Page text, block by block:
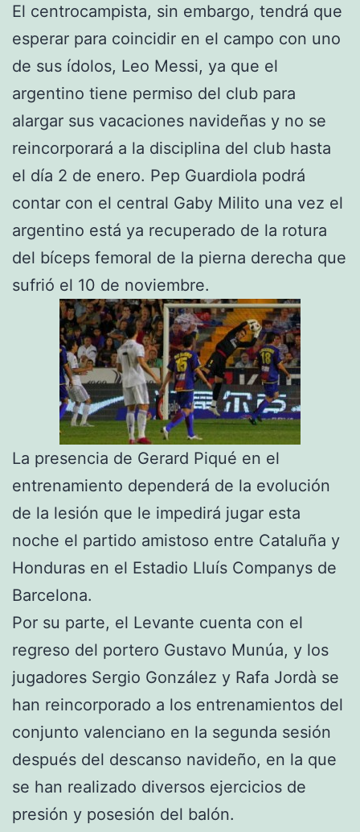
El centrocampista, sin embargo, tendrá que
esperar para coincidir en el campo con uno
de sus ídolos, Leo Messi, ya que el
argentino tiene permiso del club para
alargar sus vacaciones navideñas y no se
reincorporará a la disciplina del club hasta
el día 2 de enero. Pep Guardiola podrá
contar con el central Gaby Milito una vez el
argentino está ya recuperado de la rotura
del bíceps femoral de la pierna derecha que
sufrió el 10 de noviembre.
La presencia de Gerard Piqué en el
entrenamiento dependerá de la evolución
de la lesión que le impedirá jugar esta
noche el partido amistoso entre Cataluña y
Honduras en el Estadio Lluís Companys de
Barcelona.
Por su parte, el Levante cuenta con el
regreso del portero Gustavo Munúa, y los
jugadores Sergio González y Rafa Jordà se
han reincorporado a los entrenamientos del
conjunto valenciano en la segunda sesión
después del descanso navideño, en la que
se han realizado diversos ejercicios de
presión y posesión del balón.